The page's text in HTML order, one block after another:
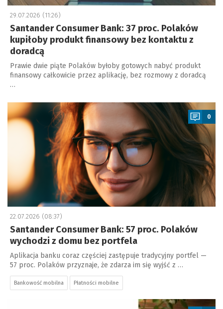
29.07.2026 (11:26)
Santander Consumer Bank: 37 proc. Polaków
kupiłoby produkt finansowy bez kontaktu z
doradcą
Prawie dwie piąte Polaków byłoby gotowych nabyć produkt
finansowy całkowicie przez aplikację, bez rozmowy z doradcą
…
a
0
22.07.2026 (08:37)
Santander Consumer Bank: 57 proc. Polaków
wychodzi z domu bez portfela
Aplikacja banku coraz częściej zastępuje tradycyjny portfel —
57 proc. Polaków przyznaje, że zdarza im się wyjść z …
Bankowość mobilna Płatności mobilne